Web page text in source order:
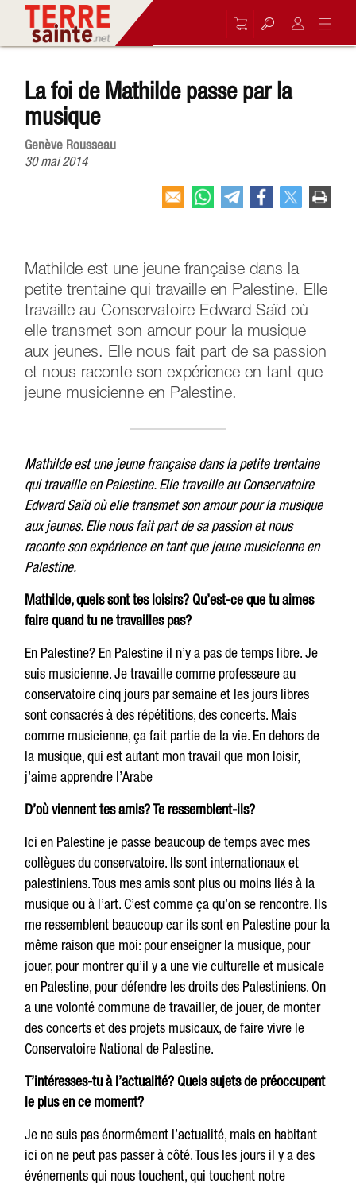
La foi de Mathilde passe par la
musique
Genève Rousseau
30 mai 2014
Mathilde est une jeune française dans la
petite trentaine qui travaille en Palestine. Elle
travaille au Conservatoire Edward Saïd où
elle transmet son amour pour la musique
aux jeunes. Elle nous fait part de sa passion
et nous raconte son expérience en tant que
jeune musicienne en Palestine.
Mathilde est une jeune française dans la petite trentaine
qui travaille en Palestine. Elle travaille au Conservatoire
Edward Saïd où elle transmet son amour pour la musique
aux jeunes. Elle nous fait part de sa passion et nous
raconte son expérience en tant que jeune musicienne en
Palestine.
Mathilde, quels sont tes loisirs? Qu’est-ce que tu aimes
faire quand tu ne travailles pas?
En Palestine? En Palestine il n’y a pas de temps libre. Je
suis musicienne. Je travaille comme professeure au
conservatoire cinq jours par semaine et les jours libres
sont consacrés à des répétitions, des concerts. Mais
comme musicienne, ça fait partie de la vie. En dehors de
la musique, qui est autant mon travail que mon loisir,
j’aime apprendre l’Arabe
D’où viennent tes amis? Te ressemblent-ils?
Ici en Palestine je passe beaucoup de temps avec mes
collègues du conservatoire. Ils sont internationaux et
palestiniens. Tous mes amis sont plus ou moins liés à la
musique ou à l’art. C’est comme ça qu’on se rencontre. Ils
me ressemblent beaucoup car ils sont en Palestine pour la
même raison que moi: pour enseigner la musique, pour
jouer, pour montrer qu’il y a une vie culturelle et musicale
en Palestine, pour défendre les droits des Palestiniens. On
a une volonté commune de travailler, de jouer, de monter
des concerts et des projets musicaux, de faire vivre le
Conservatoire National de Palestine.
T’intéresses-tu à l’actualité? Quels sujets de préoccupent
le plus en ce moment?
Je ne suis pas énormément l’actualité, mais en habitant
ici on ne peut pas passer à côté. Tous les jours il y a des
événements qui nous touchent, qui touchent notre